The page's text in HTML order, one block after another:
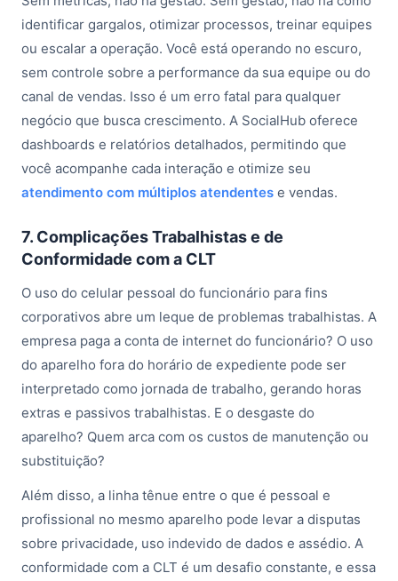
identificar gargalos, otimizar processos, treinar equipes
ou escalar a operação. Você está operando no escuro,
sem controle sobre a performance da sua equipe ou do
canal de vendas. Isso é um erro fatal para qualquer
negócio que busca crescimento. A SocialHub oferece
dashboards e relatórios detalhados, permitindo que
você acompanhe cada interação e otimize seu
atendimento com múltiplos atendentes e vendas.
7. Complicações Trabalhistas e de
Conformidade com a CLT
O uso do celular pessoal do funcionário para fins
corporativos abre um leque de problemas trabalhistas. A
empresa paga a conta de internet do funcionário? O uso
do aparelho fora do horário de expediente pode ser
interpretado como jornada de trabalho, gerando horas
extras e passivos trabalhistas. E o desgaste do
aparelho? Quem arca com os custos de manutenção ou
substituição?
Além disso, a linha tênue entre o que é pessoal e
profissional no mesmo aparelho pode levar a disputas
sobre privacidade, uso indevido de dados e assédio. A
conformidade com a CLT é um desafio constante, e essa